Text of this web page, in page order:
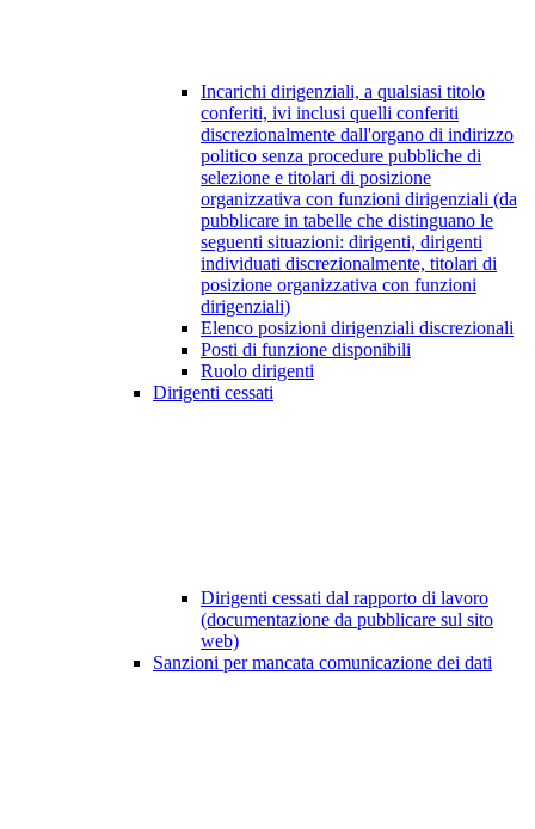
Incarichi dirigenziali, a qualsiasi titolo
conferiti, ivi inclusi quelli conferiti
discrezionalmente dall'organo di indirizzo
politico senza procedure pubbliche di
selezione e titolari di posizione
organizzativa con funzioni dirigenziali (da
pubblicare in tabelle che distinguano le
seguenti situazioni: dirigenti, dirigenti
individuati discrezionalmente, titolari di
posizione organizzativa con funzioni
dirigenziali)
Elenco posizioni dirigenziali discrezionali
Posti di funzione disponibili
Ruolo dirigenti
Dirigenti cessati
Dirigenti cessati dal rapporto di lavoro
(documentazione da pubblicare sul sito
web)
Sanzioni per mancata comunicazione dei dati